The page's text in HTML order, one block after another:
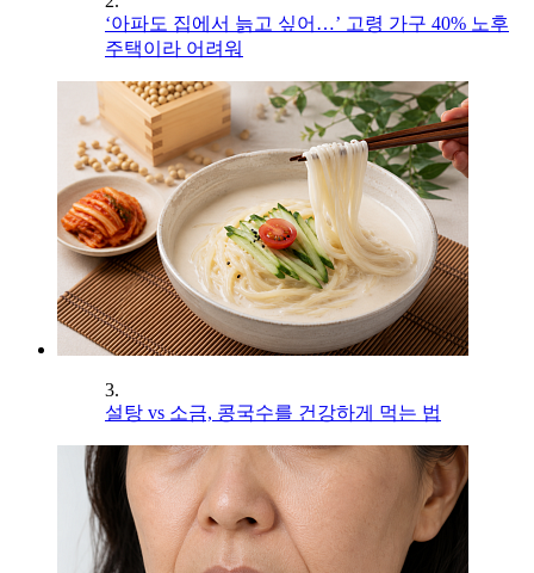
‘아파도 집에서 늙고 싶어…’ 고령 가구 40% 노후
주택이라 어려워
3.
설탕 vs 소금, 콩국수를 건강하게 먹는 법